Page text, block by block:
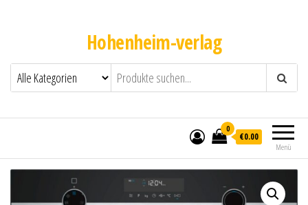
Hohenheim-verlag
Menü
0
€0.00